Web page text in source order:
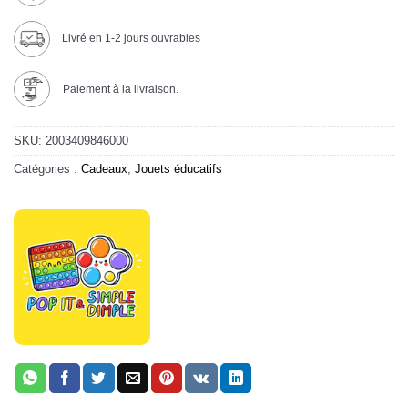
Livré en 1-2 jours ouvrables
Paiement à la livraison.
SKU: 2003409846000
Catégories : Cadeaux Jouets éducatifs